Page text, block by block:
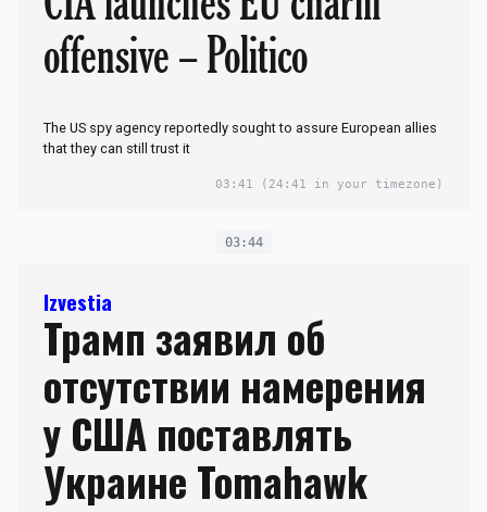
offensive – Politico
The US spy agency reportedly sought to assure European allies
that they can still trust it
03:41 (24:41 in your timezone)
03:44
Izvestia
Трамп заявил об
отсутствии намерения
у США поставлять
Украине Tomahawk